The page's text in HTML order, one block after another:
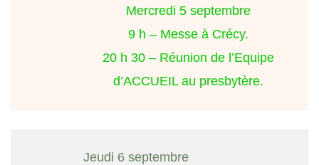
Mercredi 5 septembre
9 h – Messe à Crécy.
20 h 30 – Réunion de l’Equipe
d’ACCUEIL au presbytère.
Jeudi 6 septembre